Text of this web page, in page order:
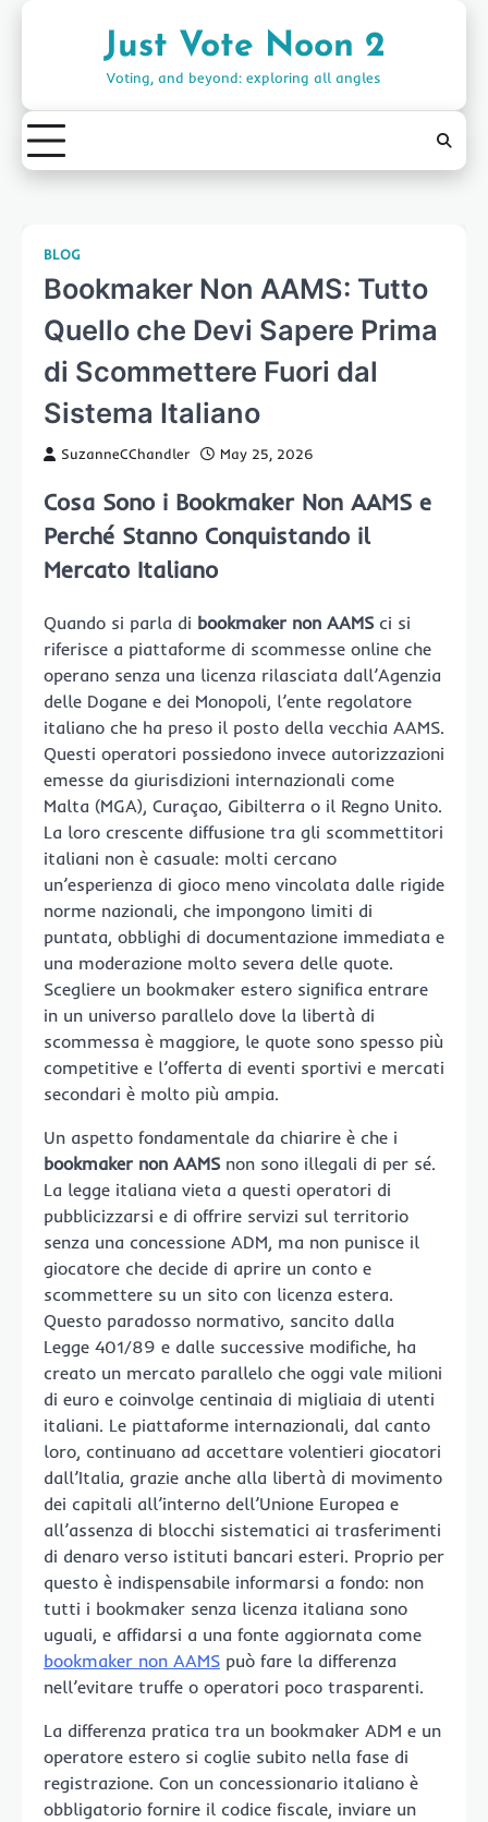
Just Vote Noon 2
Voting, and beyond: exploring all angles
BLOG
Bookmaker Non AAMS: Tutto
Quello che Devi Sapere Prima
di Scommettere Fuori dal
Sistema Italiano
SuzanneCChandler May 25, 2026
Cosa Sono i Bookmaker Non AAMS e
Perché Stanno Conquistando il
Mercato Italiano
Quando si parla di bookmaker non AAMS ci si
riferisce a piattaforme di scommesse online che
operano senza una licenza rilasciata dall’Agenzia
delle Dogane e dei Monopoli, l’ente regolatore
italiano che ha preso il posto della vecchia AAMS.
Questi operatori possiedono invece autorizzazioni
emesse da giurisdizioni internazionali come
Malta (MGA), Curaçao, Gibilterra o il Regno Unito.
La loro crescente diffusione tra gli scommettitori
italiani non è casuale: molti cercano
un’esperienza di gioco meno vincolata dalle rigide
norme nazionali, che impongono limiti di
puntata, obblighi di documentazione immediata e
una moderazione molto severa delle quote.
Scegliere un bookmaker estero significa entrare
in un universo parallelo dove la libertà di
scommessa è maggiore, le quote sono spesso più
competitive e l’offerta di eventi sportivi e mercati
secondari è molto più ampia.
Un aspetto fondamentale da chiarire è che i
bookmaker non AAMS non sono illegali di per sé.
La legge italiana vieta a questi operatori di
pubblicizzarsi e di offrire servizi sul territorio
senza una concessione ADM, ma non punisce il
giocatore che decide di aprire un conto e
scommettere su un sito con licenza estera.
Questo paradosso normativo, sancito dalla
Legge 401/89 e dalle successive modifiche, ha
creato un mercato parallelo che oggi vale milioni
di euro e coinvolge centinaia di migliaia di utenti
italiani. Le piattaforme internazionali, dal canto
loro, continuano ad accettare volentieri giocatori
dall’Italia, grazie anche alla libertà di movimento
dei capitali all’interno dell’Unione Europea e
all’assenza di blocchi sistematici ai trasferimenti
di denaro verso istituti bancari esteri. Proprio per
questo è indispensabile informarsi a fondo: non
tutti i bookmaker senza licenza italiana sono
uguali, e affidarsi a una fonte aggiornata come
bookmaker non AAMS può fare la differenza
nell’evitare truffe o operatori poco trasparenti.
La differenza pratica tra un bookmaker ADM e un
operatore estero si coglie subito nella fase di
registrazione. Con un concessionario italiano è
obbligatorio fornire il codice fiscale, inviare un